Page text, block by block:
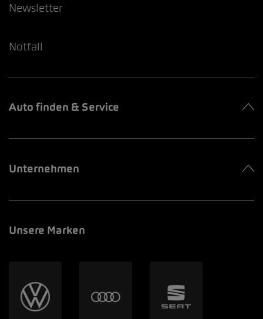
Newsletter
Notfall
Auto finden & Service
Unternehmen
Unsere Marken